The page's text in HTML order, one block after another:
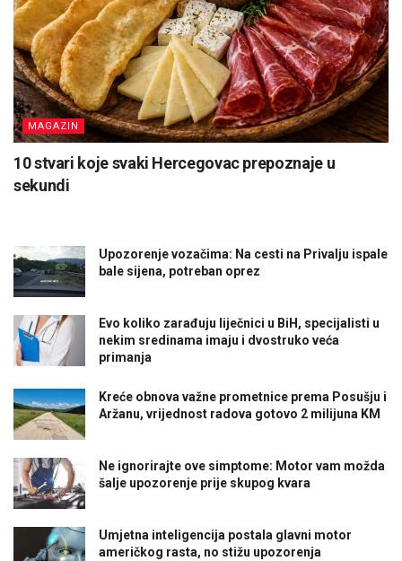
MAGAZIN
10 stvari koje svaki Hercegovac prepoznaje u
sekundi
Upozorenje vozačima: Na cesti na Privalju ispale
bale sijena, potreban oprez
Evo koliko zarađuju liječnici u BiH, specijalisti u
nekim sredinama imaju i dvostruko veća
primanja
Kreće obnova važne prometnice prema Posušju i
Aržanu, vrijednost radova gotovo 2 milijuna KM
Ne ignorirajte ove simptome: Motor vam možda
šalje upozorenje prije skupog kvara
Umjetna inteligencija postala glavni motor
američkog rasta, no stižu upozorenja